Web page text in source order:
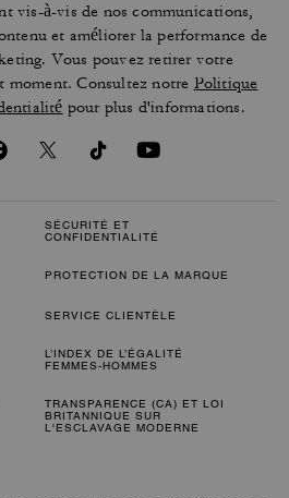
vis-à-vis de nos communications,
et améliorer la performance de
Vous pouvez retirer votre
moment. Consultez notre Politique
pour plus d'informations.
SÉCURITÉ ET
CONFIDENTIALITÉ
PROTECTION DE LA MARQUE
SERVICE CLIENTÈLE
L’INDEX DE L’ÉGALITÉ
FEMMES-HOMMES
TRANSPARENCE (CA) ET LOI
BRITANNIQUE SUR
L'ESCLAVAGE MODERNE